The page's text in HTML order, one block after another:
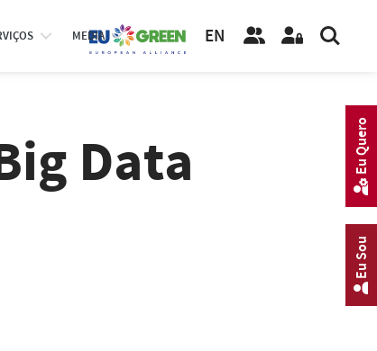
MEDIA EN
Data
Eu Sou
Eu Quero